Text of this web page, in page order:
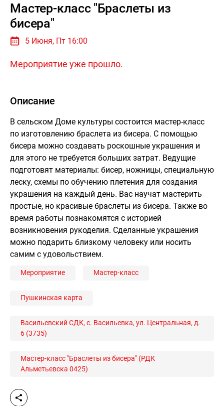
Мастер-класс "Браслеты из
бисера"
5 Июня, Пт 16:00
Мероприятие уже прошло.
Описание
В сельском Доме культуры состоится мастер-класс
по изготовлению браслета из бисера. С помощью
бисера можно создавать роскошные украшения и
для этого не требуется больших затрат. Ведущие
подготовят материалы: бисер, ножницы, специальную
леску, схемы по обучению плетения для создания
украшения на каждый день. Вас научат мастерить
простые, но красивые браслеты из бисера. Также во
время работы познакомятся с историей
возникновения рукоделия. Сделанные украшения
можно подарить близкому человеку или носить
самим с удовольствием.
Мероприятие Мастер-класс
Пушкинская карта
Васильевский СДК, с. Васильевка, ул. Центральная, д.
6 (3735)
Мастер-класс "Браслеты из бисера" (РДК
Альметьевска 0425)